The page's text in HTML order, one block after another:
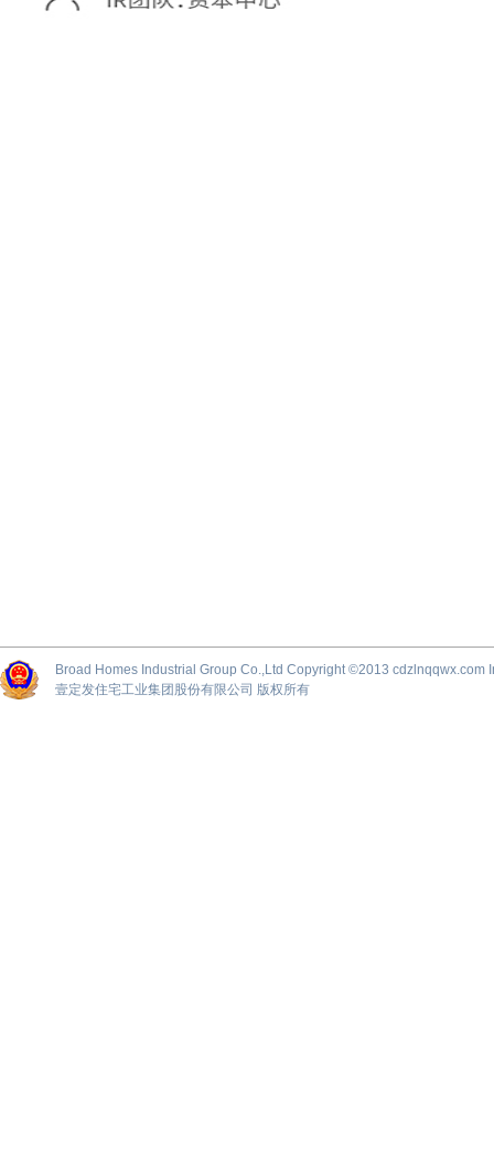
Broad Homes Industrial Group Co.,Ltd Copyright ©2013 cdzlnqqwx.com
壹定发住宅工业集团股份有限公司 版权所有